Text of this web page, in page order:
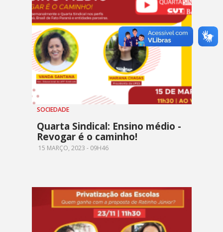
SOCIEDADE
Quarta Sindical: Ensino médio -
Revogar é o caminho!
15 MARÇO, 2023 - 09H46